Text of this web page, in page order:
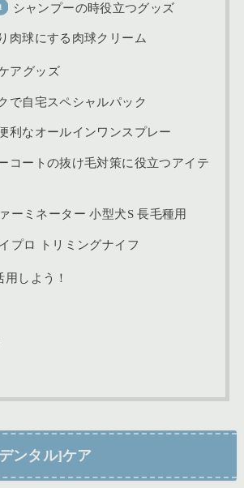
シャンプーの時役立つグッズ
肉球にする肉球クリーム
アグッズ
で自宅スペシャルパック
利なオールインワンスプレー
コートの抜け毛対策に役立つアイテ
ーミネーター 小型犬S 長毛種用
プロ トリミングナイフ
しよう！
ンタル]ケア